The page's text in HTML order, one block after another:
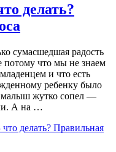
делать?
сумасшедшая радость
потому что мы не знаем
и что есть
ребенку было
малыш жутко сопел —
А на …
делать? Правильная